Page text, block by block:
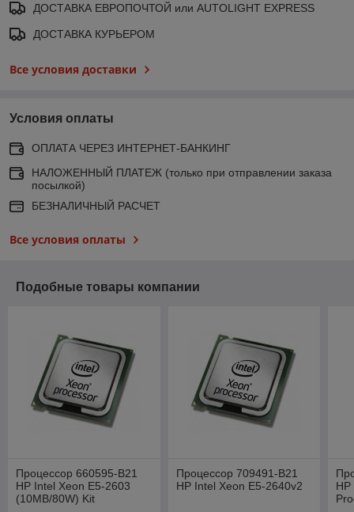
ДОСТАВКА ЕВРОПОЧТОЙ или AUTOLIGHT EXPRESS
ДОСТАВКА КУРЬЕРОМ
Все условия доставки
Условия оплаты
ОПЛАТА ЧЕРЕЗ ИНТЕРНЕТ-БАНКИНГ
НАЛОЖЕННЫЙ ПЛАТЕЖ (только при отправлении заказа
посылкой)
БЕЗНАЛИЧНЫЙ РАСЧЕТ
Все условия оплаты
Подобные товары компании
Процессор 660595-B21
HP Intel Xeon E5-2603
(10MB/80W) Kit
Процессор 709491-B21
HP Intel Xeon E5-2640v2